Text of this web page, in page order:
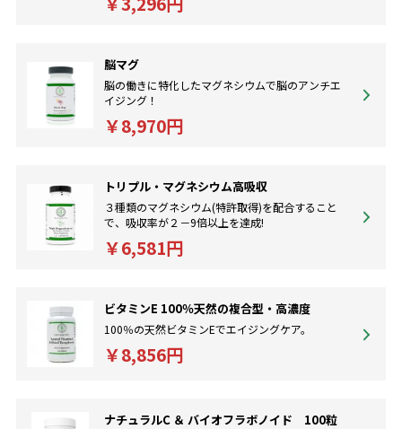
脳マグ
脳の働きに特化したマグネシウムで脳のアンチエ
イジング！
￥8,970円
トリプル・マグネシウム高吸収
３種類のマグネシウム(特許取得)を配合すること
で、吸収率が２－9倍以上を達成!
￥6,581円
ビタミンE 100％天然の複合型・高濃度
100％の天然ビタミンEでエイジングケア。
￥8,856円
ナチュラルC ＆ バイオフラボノイド 100粒